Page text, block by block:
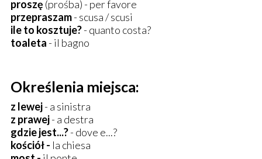
proszę (prośba) - per favore
przepraszam- scusa / scusi
ile to kosztuje?- quanto costa?
toaleta - il bagno
Określenia miejsca:
z lewej- a sinistra
z prawej- a destra
gdzie jest...?- dove e...?
kościół - la chiesa